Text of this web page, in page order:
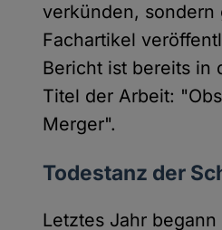
verkünden, sondern
Fachartikel
Bericht ist bereits in
Titel der Arbeit:
Merger".
Todestanz der
Letztes Jahr